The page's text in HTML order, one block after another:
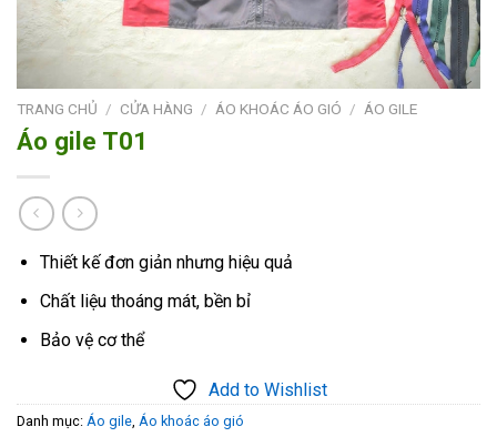
TRANG CHỦ / CỬA HÀNG / ÁO KHOÁC ÁO GIÓ / ÁO GILE
Áo gile T01
Thiết kế đơn giản nhưng hiệu quả
Chất liệu thoáng mát, bền bỉ
Bảo vệ cơ thể
Add to Wishlist
Danh mục: Áo gile, Áo khoác áo gió